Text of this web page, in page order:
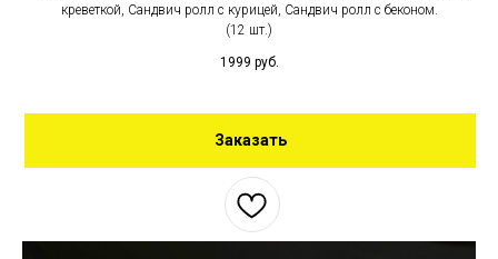
креветкой, Сандвич ролл с курицей, Сандвич ролл с беконом.
(12 шт.)
1999 руб.
Заказать